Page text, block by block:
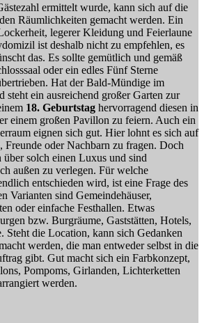
ermittelt wurde, kann sich auf die
Räumlichkeiten gemacht werden. Ein
legerer Kleidung und Feierlaune
ist deshalb nicht zu empfehlen, es
das. Es sollte gemütlich und gemäß
oder ein edles Fünf Sterne
Hat der Bald-Mündige im
steht ein ausreichend großer Garten zur
18. Geburtstag hervorragend diesen in
einem großen Pavillon zu feiern. Auch ein
eignen sich gut. Hier lohnt es sich auf
Freunde oder Nachbarn zu fragen. Doch
solch einen Luxus und sind
außen zu verlegen. Für welche
entschieden wird, ist eine Frage des
Varianten sind Gemeindehäuser,
oder einfache Festhallen. Etwas
bzw. Burgräume, Gaststätten, Hotels,
Steht die Location, kann sich Gedanken
werden, die man entweder selbst in die
gibt. Gut macht sich ein Farbkonzept,
Pompoms, Girlanden, Lichterketten
werden.